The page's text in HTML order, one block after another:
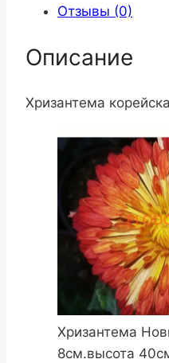
Отзывы (0)
Описание
Хризантема
Хризантема
8см.высота